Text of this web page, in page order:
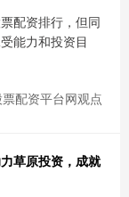
配资排行，但同
能力和投资目
配资平台网观点
草原投资，成就